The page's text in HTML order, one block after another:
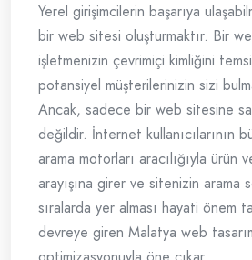
Yerel girişimcilerin başarıya
bir web sitesi oluşturmaktır. Bir
işletmenizin çevrimiçi kimliğini
potansiyel müşterilerinizin sizi
Ancak, sadece bir web sitesine
değildir. İnternet kullanıcılarının
arama motorları aracılığıyla ürün
arayışına girer ve sitenizin arama
sıralarda yer alması hayati önem
devreye giren Malatya web